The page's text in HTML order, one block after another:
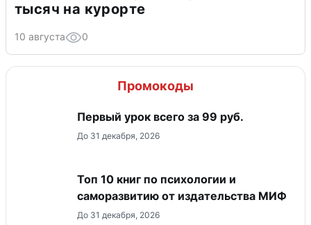
тысяч на курорте
10 августа 0
Промокоды
Первый урок всего за 99 руб.
До 31 декабря, 2026
Топ 10 книг по психологии и
саморазвитию от издательства МИФ
До 31 декабря, 2026